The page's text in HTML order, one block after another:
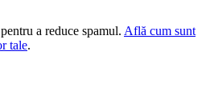
a reduce spamul. Află cum sunt
tale.